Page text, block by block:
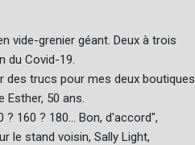
vide-grenier géant. Deux à trois
du Covid-19.
des trucs pour mes deux boutiques
Esther, 50 ans.
160 ? 180... Bon, d'accord",
le stand voisin, Sally Light,